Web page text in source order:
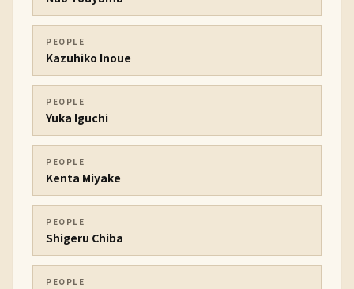
PEOPLE
Kazuhiko Inoue
PEOPLE
Yuka Iguchi
PEOPLE
Kenta Miyake
PEOPLE
Shigeru Chiba
PEOPLE